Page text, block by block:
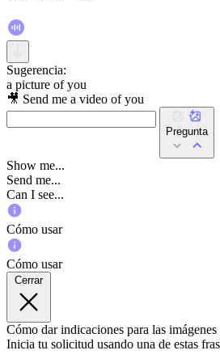
Sugerencia:
a picture of you
🎥 Send me a video of you
Pregunta
Show me...
Send me...
Can I see...
Cómo usar
Cómo usar
Cerrar
Cómo dar indicaciones para las imágenes
Inicia tu solicitud usando una de estas